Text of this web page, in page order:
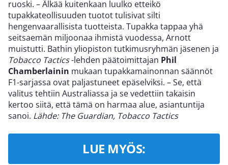
ruoski. – Älkää kuitenkaan luulko etteikö
tupakkateollisuuden tuotot tulisivat silti
hengenvaarallisista tuotteista. Tupakka tappaa yhä
seitsaemän miljoonaa ihmistä vuodessa, Arnott
muistutti. Bathin yliopiston tutkimusryhmän jäsenen ja
Tobacco Tactics-lehden päätoimittajan Phil
Chamberlainin mukaan tupakkamainonnan säännöt
F1-sarjassa ovat paljastuneet epäselviksi. – Se, että
valitus tehtiin Australiassa ja se vedettiin takaisin
kertoo siitä, että tämä on harmaa alue, asiantuntija
sanoi. Lähde: The Guardian, Tobacco Tactics
LUE MYÖS: